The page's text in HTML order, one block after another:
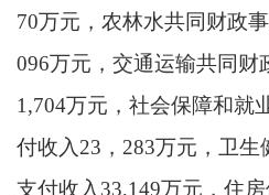
70万元，农林水共同财政
096万元，交通运输共同财
1,704万元，社会保障和就
付收入23，283万元，卫
支付收入33,149万元，住